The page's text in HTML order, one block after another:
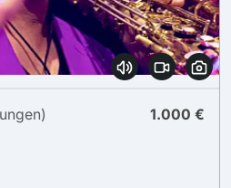
1.000 €